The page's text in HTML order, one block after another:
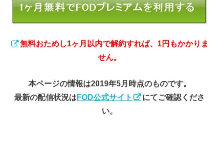
無料おためし1ヶ月以内で解約すれば、1円もかかりま
せん。
本ページの情報は2019年5月時点のものです。
最新の配信状況はFOD公式サイト
にてご確認くださ
い。